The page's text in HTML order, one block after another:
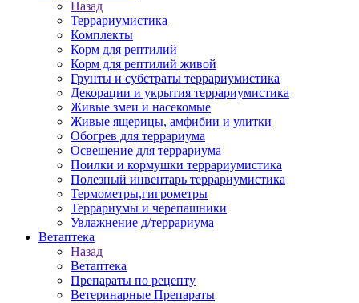
Назад
Террариумистика
Комплекты
Корм для рептилий
Корм для рептилий живой
Грунты и субстраты террариумистика
Декорации и укрытия террариумистика
Живые змеи и насекомые
Живые ящерицы, амфибии и улитки
Обогрев для террариума
Освещение для террариума
Поилки и кормушки террариумистика
Полезный инвентарь террариумистика
Термометры,гигрометры
Террариумы и черепашники
Увлажнение д/террариума
Ветаптека
Назад
Ветаптека
Препараты по рецепту
Ветеринарные Препараты